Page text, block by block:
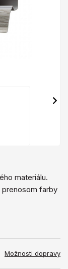
materiálu.
prenosom farby
Možnosti dopravy